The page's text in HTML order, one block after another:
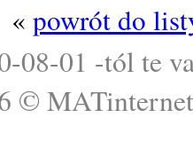
« powrót do
08-01 -tól te
© MATinternet